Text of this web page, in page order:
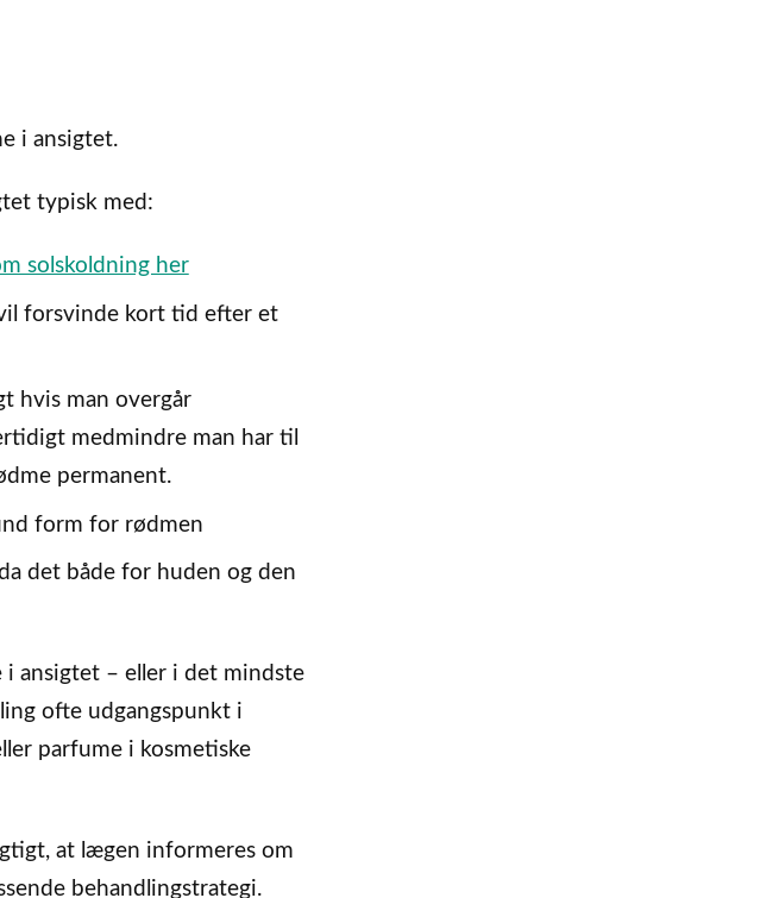
i ansigtet.
typisk med:
solskoldning her
forsvinde kort tid efter et
hvis man overgår
medmindre man har til
permanent.
form for rødmen
det både for huden og den
ansigtet – eller i det mindste
ofte udgangspunkt i
parfume i kosmetiske
at lægen informeres om
behandlingstrategi.